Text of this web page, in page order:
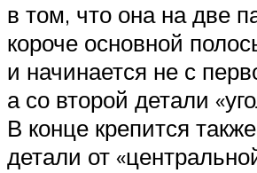
в том, что она на две
короче основной
и начинается не с
а со второй детали
В конце крепится
детали от